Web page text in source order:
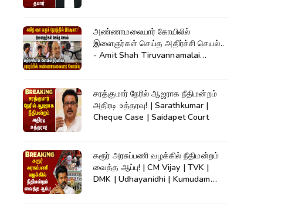
அண்ணாமலையார் கோயிலில்
இளைஞர்கள் செய்த அதிர்ச்சி செயல்..
- Amit Shah Tiruvannamalai
சரத்குமார் நேரில் ஆஜராக நீதிமன்றம்
அதிரடி உத்தரவு! | Sarathkumar |
Cheque Case | Saidapet Court
கரூர் அரசுப்பணி வழக்கில் நீதிமன்றம்
வைத்த ஆப்பு! | CM Vijay | TVK |
DMK | Udhayanidhi | Kumudam